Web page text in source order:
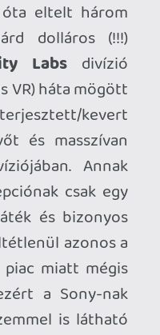
történt
így
nyilván
és
más,